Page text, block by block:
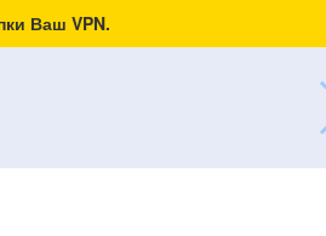
Ваш VPN.